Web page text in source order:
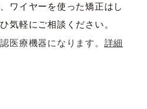
ワイヤーを使った矯正はし
気軽にご相談ください。
医療機器になります。 詳細